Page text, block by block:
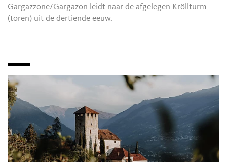
Gargazzone/Gargazon leidt naar de afgelegen Kröllturm
(toren) uit de dertiende eeuw.